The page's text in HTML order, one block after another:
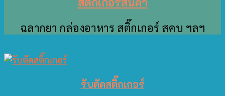
ฉลากยา กล่องอาหาร สติ๊กเกอร์ สคบ ฯลฯ
รับตัดสติ๊กเกอร์